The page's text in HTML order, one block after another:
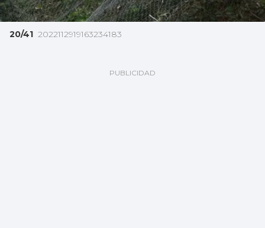
20/41 2022112919163234183